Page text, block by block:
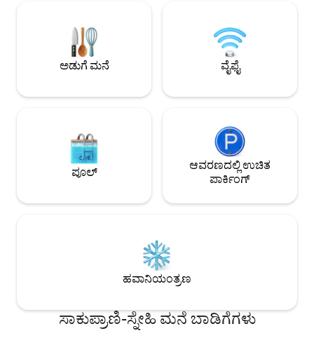
ಮಾಡಲು ಪಾರ್ಕಿಂಗ್ ಲಭ್ಯವಿದೆ (ದಿನಕ್ಕೆ £45).
ಸಾಕುಪ್ರಾಣಿ ಸ್ನೇಹಿ ಮೀಸಲಾದ ಅಪಾರ್ಟ್‌ಮೆಂಟ್
ಹ್ಯಾಕ್ನಿ ವಿಕ್ ಸೃಜನಶೀಲ
ರೆಸ್ಟೋರೆಂಟ್‌ಗಳು
ಅಡುಗೆ ಮನೆ ವೈಫೈ
ಪೂಲ್
ಆವರಣದಲ್ಲಿ ಉಚಿತ
ಪಾರ್ಕಿಂಗ್
ಹವಾನಿಯಂತ್ರಣ
ಸಾಕುಪ್ರಾಣಿ-ಸ್ನೇಹಿ ಮನೆ ಬಾಡಿಗೆಗಳು